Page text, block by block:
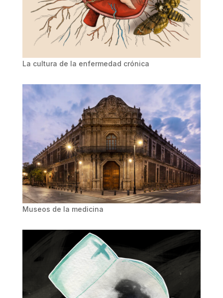
La cultura de la enfermedad crónica
Museos de la medicina